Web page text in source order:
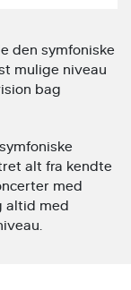
den symfoniske
mulige niveau
bag
alt fra kendte
med
altid med